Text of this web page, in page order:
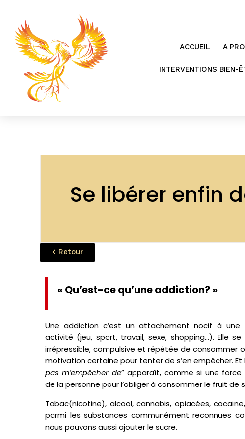
ACCUEIL A
INTERVENTIONS BIEN-
Se libérer enfin
Retour
« Qu’est-ce qu’une addiction? »
Une addiction c’est un attachement nocif à une
activité (jeu, sport, travail, sexe, shopping…). Elle se
irrépressible, compulsive et répétée de consommer
motivation certaine pour tenter de s’en empêcher. Et
pas m’empêcher de” apparaît, comme si une force
de la personne pour l’obliger à consommer le fruit de
Tabac(nicotine), alcool, cannabis, opiacées,
parmi les substances communément reconnues
nous pouvons aussi ajouter le sucre.